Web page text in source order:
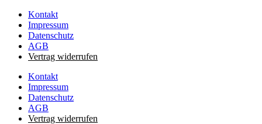
Kontakt
Impressum
Datenschutz
AGB
Vertrag widerrufen
Kontakt
Impressum
Datenschutz
AGB
Vertrag widerrufen